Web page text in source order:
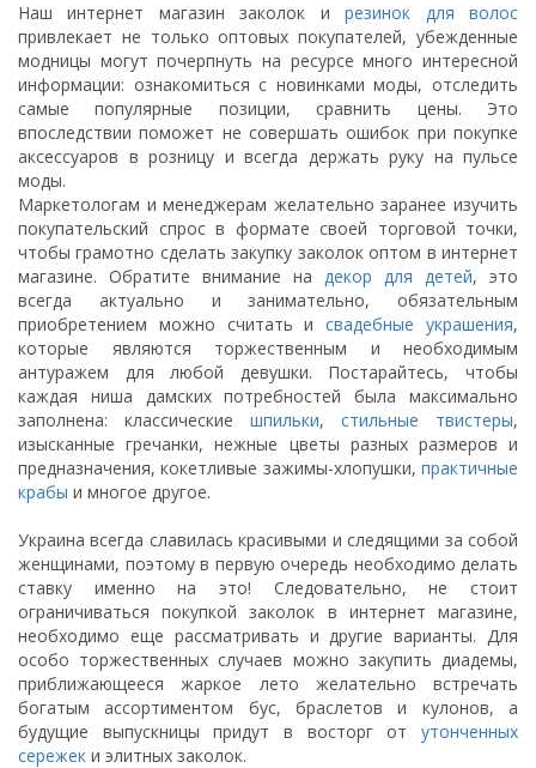
Наш интернет магазин заколок ирезинок для волос
привлекает не только оптовых покупателей, убежденные
модницы могут почерпнуть на ресурсе много интересной
информации: ознакомиться с новинками моды, отследить
самые популярные позиции, сравнить цены. Это
впоследствии поможет не совершать ошибок при покупке
аксессуаров в розницу и всегда держать руку на пульсе
моды.
Маркетологам и менеджерам желательно заранее изучить
покупательский спрос в формате своей торговой точки,
чтобы грамотно сделать закупку заколок оптом в интернет
магазине. Обратите внимание на декор для детей, это
всегда актуально и занимательно, обязательным
приобретением можно считать исвадебные украшения,
которые являются торжественным и необходимым
антуражем для любой девушки. Постарайтесь, чтобы
каждая ниша дамских потребностей была максимально
заполнена: классические шпильки, стильные твистеры,
изысканные гречанки, нежные цветы разных размеров и
предназначения, кокетливые зажимы-хлопушки, практичные
крабы и многое другое.
Украина всегда славилась красивыми и следящими за собой
женщинами, поэтому в первую очередь необходимо делать
ставку именно на это! Следовательно, не стоит
ограничиваться покупкой заколок в интернет магазине,
необходимо еще рассматривать и другие варианты. Для
особо торжественных случаев можно закупить диадемы,
приближающееся жаркое лето желательно встречать
богатым ассортиментом бус, браслетов и кулонов, а
будущие выпускницы придут в восторг от утонченных
сережек и элитных заколок.